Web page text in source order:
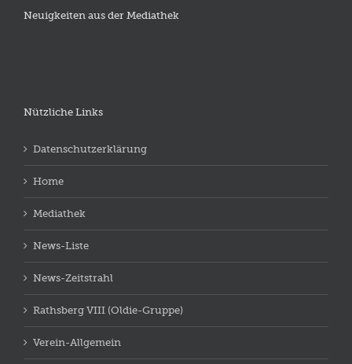
Neuigkeiten aus der Mediathek
Nützliche Links
Datenschutzerklärung
Home
Mediathek
News-Liste
News-Zeitstrahl
Rathsberg VIII (Oldie-Gruppe)
Verein-Allgemein